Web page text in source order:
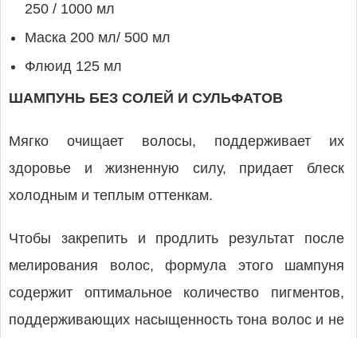
250 / 1000 мл
Маска 200 мл/ 500 мл
Флюид 125 мл
ШАМПУНЬ БЕЗ СОЛЕЙ И СУЛЬФАТОВ
Мягко очищает волосы, поддерживает их
здоровье и жизненную силу, придает блеск
холодным и теплым оттенкам.
Чтобы закрепить и продлить результат после
мелирования волос, формула этого шампуня
содержит оптимальное количество пигментов,
поддерживающих насыщенность тона волос и не